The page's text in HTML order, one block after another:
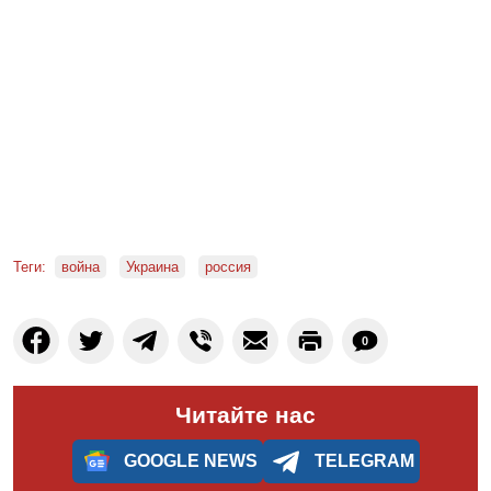
Теги: война Украина россия
0
Читайте нас
GOOGLE NEWS TELEGRAM